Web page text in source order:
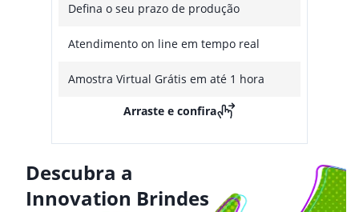
Defina o seu prazo de produção
Atendimento on line em tempo real
Amostra Virtual Grátis em até 1 hora
Arraste e confira
Descubra a
Innovation Brindes